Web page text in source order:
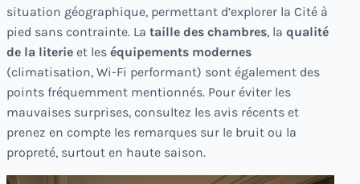
situation géographique, permettant d’explorer la Cité à
pied sans contrainte. La taille des chambres, la qualité
de la literie et les équipements modernes
(climatisation, Wi-Fi performant) sont également des
points fréquemment mentionnés. Pour éviter les
mauvaises surprises, consultez les avis récents et
prenez en compte les remarques sur le bruit ou la
propreté, surtout en haute saison.